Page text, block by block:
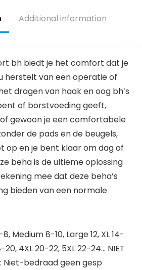
Additional information
bh biedt je het comfort dat je
herstelt van een operatie of
dragen van haak en oog bh’s
of borstvoeding geeft,
gewoon je een comfortabele
de pads en de beugels,
op en je bent klaar om dag of
beha is de ultieme oplossing
mee dat deze beha’s
bieden van een normale
Medium 8-10, Large 12, XL 14-
20, 4XL 20-22, 5XL 22-24… NIET
Niet-bedraad geen gesp